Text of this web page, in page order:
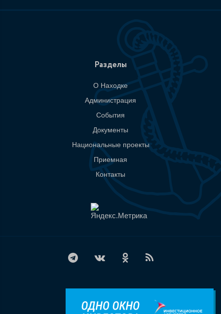
Разделы
О Находке
Администрация
События
Документы
Национальные проекты
Приемная
Контакты